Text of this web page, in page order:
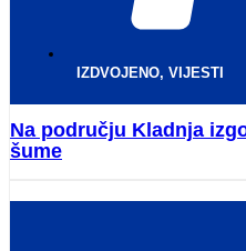
IZDVOJENO, VIJESTI
Na području Kladnja
šume